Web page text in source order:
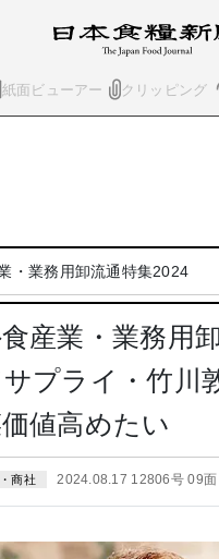
紙面ビューアー クリッピング
・業務用卸流通特集2024
産業・業務用
サプライ・竹川
値高めたい
商社 2024.08.17 12806号 09面